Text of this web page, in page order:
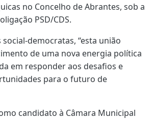
no Concelho de Abrantes, sob a
PSD/CDS.
democratas, “esta união
de uma nova energia política
em responder aos desafios e
para o futuro de
candidato à Câmara Municipal